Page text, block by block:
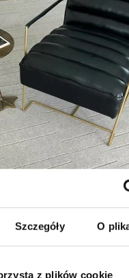
Szczegóły O
z plików cookie